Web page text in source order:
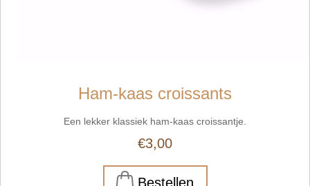
Ham-kaas croissants
Een lekker klassiek ham-kaas croissantje.
€3,00